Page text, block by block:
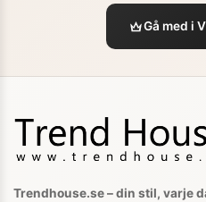
Gå med i
Trendhouse.se – din stil, varje